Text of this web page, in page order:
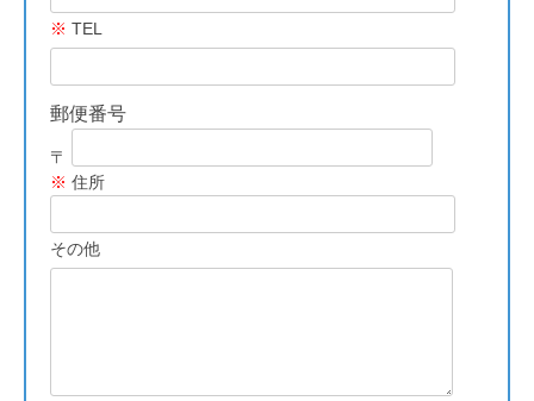
※ TEL
郵便番号
〒
※ 住所
その他